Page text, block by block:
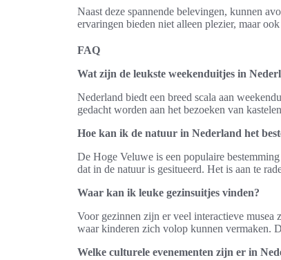
Naast deze spannende belevingen, kunnen
ervaringen bieden niet alleen plezier, maar
FAQ
Wat zijn de leukste weekenduitjes in
Nederland biedt een breed scala aan
gedacht worden aan het bezoeken van
Hoe kan ik de natuur in Nederland het
De Hoge Veluwe is een populaire
dat in de natuur is gesitueerd. Het is aan te
Waar kan ik leuke gezinsuitjes vinden?
Voor gezinnen zijn er veel interactieve
waar kinderen zich volop kunnen vermaken.
Welke culturele evenementen zijn er in